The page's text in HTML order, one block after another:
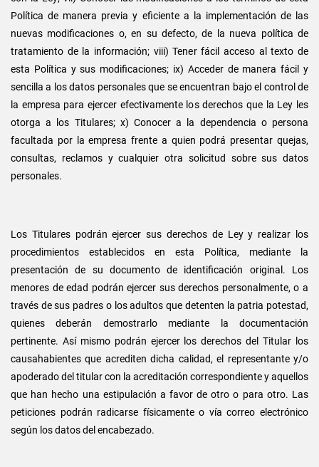
Política de manera previa y eficiente a la implementación de las
nuevas modificaciones o, en su defecto, de la nueva política de
tratamiento de la información; viii) Tener fácil acceso al texto de
esta Política y sus modificaciones; ix) Acceder de manera fácil y
sencilla a los datos personales que se encuentran bajo el control de
la empresa para ejercer efectivamente los derechos que la Ley les
otorga a los Titulares; x) Conocer a la dependencia o persona
facultada por la empresa frente a quien podrá presentar quejas,
consultas, reclamos y cualquier otra solicitud sobre sus datos
personales.
Los Titulares podrán ejercer sus derechos de Ley y realizar los
procedimientos establecidos en esta Política, mediante la
presentación de su documento de identificación original. Los
menores de edad podrán ejercer sus derechos personalmente, o a
través de sus padres o los adultos que detenten la patria potestad,
quienes deberán demostrarlo mediante la documentación
pertinente. Así mismo podrán ejercer los derechos del Titular los
causahabientes que acrediten dicha calidad, el representante y/o
apoderado del titular con la acreditación correspondiente y aquellos
que han hecho una estipulación a favor de otro o para otro. Las
peticiones podrán radicarse físicamente o vía correo electrónico
según los datos del encabezado.